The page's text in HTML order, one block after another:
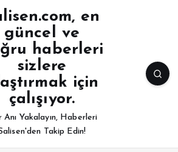
güncel ve
haberleri
sizlere
için
çalışıyor.
Anı Yakalayın, Haberleri
Takip Edin!